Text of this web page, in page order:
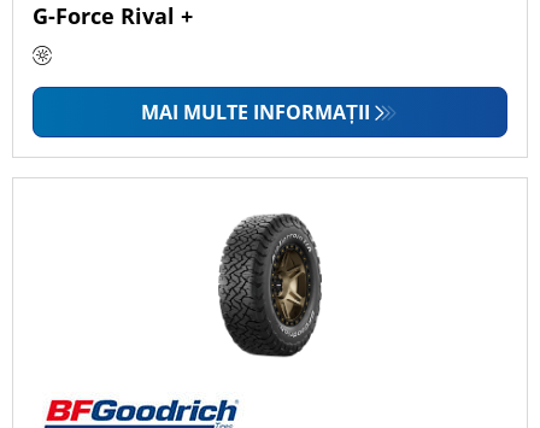
G-Force Rival +
MAI MULTE INFORMAȚII